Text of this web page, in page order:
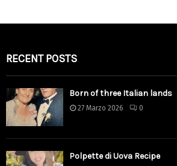
RECENT POSTS
Born of three Italian lands
27 Marzo 2026 0
Polpette di Uova Recipe